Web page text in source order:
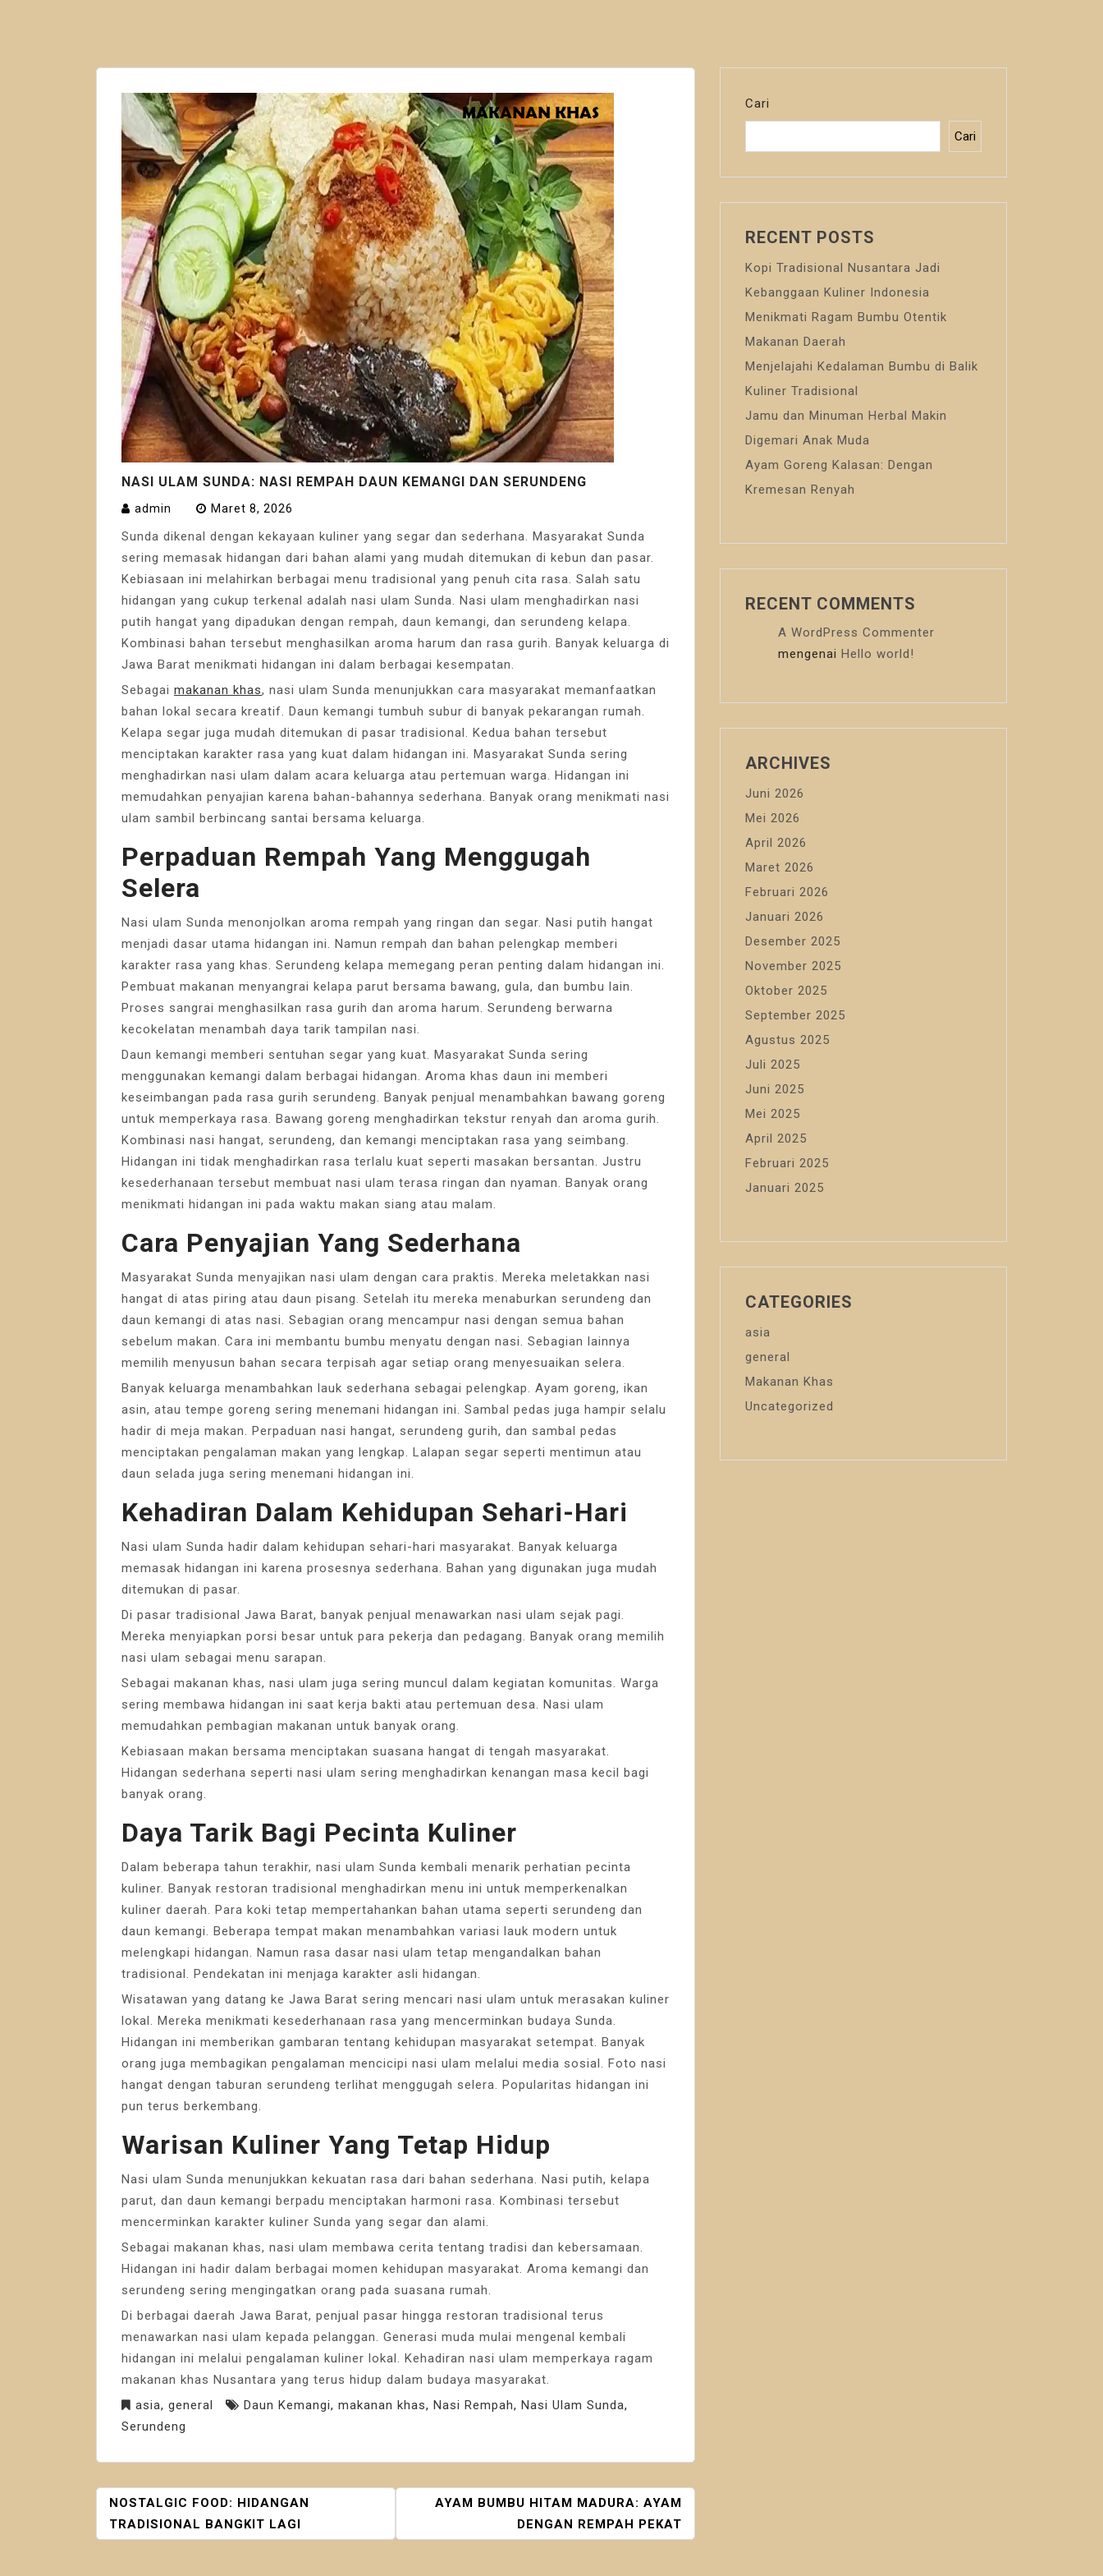
NASI ULAM SUNDA: NASI REMPAH DAUN KEMANGI DAN SERUNDENG
admin Maret 8, 2026
Sunda dikenal dengan kekayaan kuliner yang segar dan sederhana. Masyarakat Sunda
sering memasak hidangan dari bahan alami yang mudah ditemukan di kebun dan pasar.
Kebiasaan ini melahirkan berbagai menu tradisional yang penuh cita rasa. Salah satu
hidangan yang cukup terkenal adalah nasi ulam Sunda. Nasi ulam menghadirkan nasi
putih hangat yang dipadukan dengan rempah, daun kemangi, dan serundeng kelapa.
Kombinasi bahan tersebut menghasilkan aroma harum dan rasa gurih. Banyak keluarga di
Jawa Barat menikmati hidangan ini dalam berbagai kesempatan.
Sebagai makanan khas, nasi ulam Sunda menunjukkan cara masyarakat memanfaatkan
bahan lokal secara kreatif. Daun kemangi tumbuh subur di banyak pekarangan rumah.
Kelapa segar juga mudah ditemukan di pasar tradisional. Kedua bahan tersebut
menciptakan karakter rasa yang kuat dalam hidangan ini. Masyarakat Sunda sering
menghadirkan nasi ulam dalam acara keluarga atau pertemuan warga. Hidangan ini
memudahkan penyajian karena bahan-bahannya sederhana. Banyak orang menikmati nasi
ulam sambil berbincang santai bersama keluarga.
Perpaduan Rempah Yang Menggugah
Selera
Nasi ulam Sunda menonjolkan aroma rempah yang ringan dan segar. Nasi putih hangat
menjadi dasar utama hidangan ini. Namun rempah dan bahan pelengkap memberi
karakter rasa yang khas. Serundeng kelapa memegang peran penting dalam hidangan ini.
Pembuat makanan menyangrai kelapa parut bersama bawang, gula, dan bumbu lain.
Proses sangrai menghasilkan rasa gurih dan aroma harum. Serundeng berwarna
kecokelatan menambah daya tarik tampilan nasi.
Daun kemangi memberi sentuhan segar yang kuat. Masyarakat Sunda sering
menggunakan kemangi dalam berbagai hidangan. Aroma khas daun ini memberi
keseimbangan pada rasa gurih serundeng. Banyak penjual menambahkan bawang goreng
untuk memperkaya rasa. Bawang goreng menghadirkan tekstur renyah dan aroma gurih.
Kombinasi nasi hangat, serundeng, dan kemangi menciptakan rasa yang seimbang.
Hidangan ini tidak menghadirkan rasa terlalu kuat seperti masakan bersantan. Justru
kesederhanaan tersebut membuat nasi ulam terasa ringan dan nyaman. Banyak orang
menikmati hidangan ini pada waktu makan siang atau malam.
Cara Penyajian Yang Sederhana
Masyarakat Sunda menyajikan nasi ulam dengan cara praktis. Mereka meletakkan nasi
hangat di atas piring atau daun pisang. Setelah itu mereka menaburkan serundeng dan
daun kemangi di atas nasi. Sebagian orang mencampur nasi dengan semua bahan
sebelum makan. Cara ini membantu bumbu menyatu dengan nasi. Sebagian lainnya
memilih menyusun bahan secara terpisah agar setiap orang menyesuaikan selera.
Banyak keluarga menambahkan lauk sederhana sebagai pelengkap. Ayam goreng, ikan
asin, atau tempe goreng sering menemani hidangan ini. Sambal pedas juga hampir selalu
hadir di meja makan. Perpaduan nasi hangat, serundeng gurih, dan sambal pedas
menciptakan pengalaman makan yang lengkap. Lalapan segar seperti mentimun atau
daun selada juga sering menemani hidangan ini.
Kehadiran Dalam Kehidupan Sehari-Hari
Nasi ulam Sunda hadir dalam kehidupan sehari-hari masyarakat. Banyak keluarga
memasak hidangan ini karena prosesnya sederhana. Bahan yang digunakan juga mudah
ditemukan di pasar.
Di pasar tradisional Jawa Barat, banyak penjual menawarkan nasi ulam sejak pagi.
Mereka menyiapkan porsi besar untuk para pekerja dan pedagang. Banyak orang memilih
nasi ulam sebagai menu sarapan.
Sebagai makanan khas, nasi ulam juga sering muncul dalam kegiatan komunitas. Warga
sering membawa hidangan ini saat kerja bakti atau pertemuan desa. Nasi ulam
memudahkan pembagian makanan untuk banyak orang.
Kebiasaan makan bersama menciptakan suasana hangat di tengah masyarakat.
Hidangan sederhana seperti nasi ulam sering menghadirkan kenangan masa kecil bagi
banyak orang.
Daya Tarik Bagi Pecinta Kuliner
Dalam beberapa tahun terakhir, nasi ulam Sunda kembali menarik perhatian pecinta
kuliner. Banyak restoran tradisional menghadirkan menu ini untuk memperkenalkan
kuliner daerah. Para koki tetap mempertahankan bahan utama seperti serundeng dan
daun kemangi. Beberapa tempat makan menambahkan variasi lauk modern untuk
melengkapi hidangan. Namun rasa dasar nasi ulam tetap mengandalkan bahan
tradisional. Pendekatan ini menjaga karakter asli hidangan.
Wisatawan yang datang ke Jawa Barat sering mencari nasi ulam untuk merasakan kuliner
lokal. Mereka menikmati kesederhanaan rasa yang mencerminkan budaya Sunda.
Hidangan ini memberikan gambaran tentang kehidupan masyarakat setempat. Banyak
orang juga membagikan pengalaman mencicipi nasi ulam melalui media sosial. Foto nasi
hangat dengan taburan serundeng terlihat menggugah selera. Popularitas hidangan ini
pun terus berkembang.
Warisan Kuliner Yang Tetap Hidup
Nasi ulam Sunda menunjukkan kekuatan rasa dari bahan sederhana. Nasi putih, kelapa
parut, dan daun kemangi berpadu menciptakan harmoni rasa. Kombinasi tersebut
mencerminkan karakter kuliner Sunda yang segar dan alami.
Sebagai makanan khas, nasi ulam membawa cerita tentang tradisi dan kebersamaan.
Hidangan ini hadir dalam berbagai momen kehidupan masyarakat. Aroma kemangi dan
serundeng sering mengingatkan orang pada suasana rumah.
Di berbagai daerah Jawa Barat, penjual pasar hingga restoran tradisional terus
menawarkan nasi ulam kepada pelanggan. Generasi muda mulai mengenal kembali
hidangan ini melalui pengalaman kuliner lokal. Kehadiran nasi ulam memperkaya ragam
makanan khas Nusantara yang terus hidup dalam budaya masyarakat.
asia, general Daun Kemangi, makanan khas, Nasi Rempah, Nasi Ulam Sunda,
Serundeng
NAVIGASI
POS
NOSTALGIC FOOD: HIDANGAN
TRADISIONAL BANGKIT LAGI
AYAM BUMBU HITAM MADURA: AYAM
DENGAN REMPAH PEKAT
Cari
Cari
RECENT POSTS
Kopi Tradisional Nusantara Jadi
Kebanggaan Kuliner Indonesia
Menikmati Ragam Bumbu Otentik
Makanan Daerah
Menjelajahi Kedalaman Bumbu di Balik
Kuliner Tradisional
Jamu dan Minuman Herbal Makin
Digemari Anak Muda
Ayam Goreng Kalasan: Dengan
Kremesan Renyah
RECENT COMMENTS
A WordPress Commenter
mengenai Hello world!
ARCHIVES
Juni 2026
Mei 2026
April 2026
Maret 2026
Februari 2026
Januari 2026
Desember 2025
November 2025
Oktober 2025
September 2025
Agustus 2025
Juli 2025
Juni 2025
Mei 2025
April 2025
Februari 2025
Januari 2025
CATEGORIES
asia
general
Makanan Khas
Uncategorized